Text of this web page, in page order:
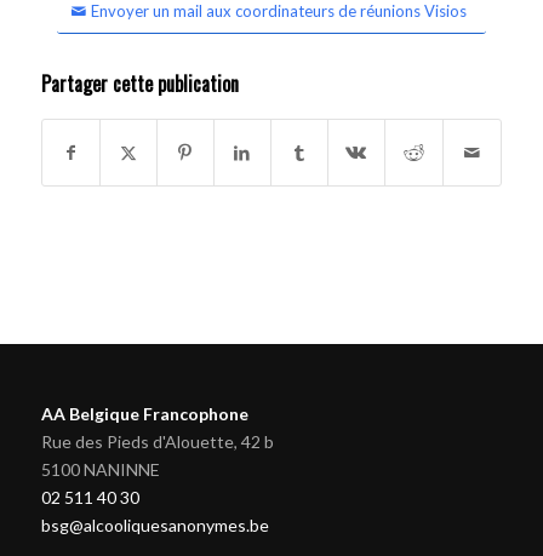
Envoyer un mail aux coordinateurs de réunions Visios
Partager cette publication
AA Belgique Francophone
Rue des Pieds d'Alouette, 42 b
5100 NANINNE
02 511 40 30
bsg@alcooliquesanonymes.be